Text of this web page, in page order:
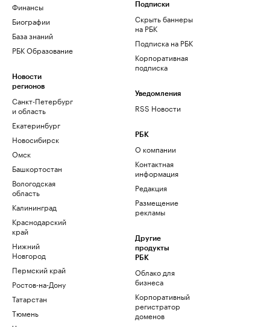
Финансы
Биографии
База знаний
РБК Образование
Новости
регионов
Санкт-Петербург
и область
Екатеринбург
Новосибирск
Омск
Башкортостан
Вологодская
область
Калининград
Краснодарский
край
Нижний
Новгород
Пермский край
Ростов-на-Дону
Татарстан
Тюмень
Подписки
Скрыть баннеры
на РБК
Подписка на РБК
Корпоративная
подписка
Уведомления
RSS Новости
РБК
О компании
Контактная
информация
Редакция
Размещение
рекламы
Другие
продукты
РБК
Облако для
бизнеса
Корпоративный
регистратор
доменов